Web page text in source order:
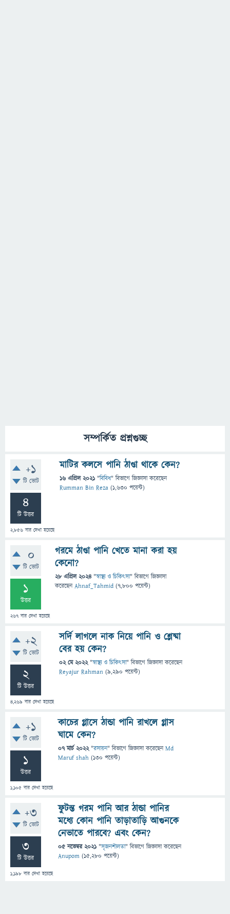
সম্পর্কিত প্রশ্নগুচ্ছ
+1
টি ভোট
4
টি উত্তর
2,856 বার দেখা হয়েছে
মাটির কলসে পানি ঠাণ্ডা থাকে কেন?
16 এপ্রিল 2021 "বিবিধ" বিভাগে জিজ্ঞাসাকরেছেন
Rumman Bin Reza (1,630 পয়েন্ট)
0
টি ভোট
1
উত্তর
267 বার দেখা হয়েছে
গরমে ঠাণ্ডা পানি খেতে মানা করা হয়
কেনো?
28 এপ্রিল 2024 "স্বাস্থ্য ও চিকিৎসা" বিভাগে জিজ্ঞাসা
করেছেনAhnaf_Tahmid (7,800 পয়েন্ট)
+2
টি ভোট
2
টি উত্তর
4,269 বার দেখা হয়েছে
সর্দি লাগলে নাক নিয়ে পানি ও শ্লেষ্মা
বের হয় কেন?
02 মে 2022 "স্বাস্থ্য ও চিকিৎসা" বিভাগে জিজ্ঞাসাকরেছেন
Reyajur Rahman (9,290 পয়েন্ট)
+1
টি ভোট
1
উত্তর
1,105 বার দেখা হয়েছে
কাচের গ্লাসে ঠান্ডা পানি রাখলে গ্লাস
ঘামে কেন?
07 মার্চ 2022 "রসায়ন" বিভাগে জিজ্ঞাসাকরেছেনMd
Maruf shah (130 পয়েন্ট)
+3
টি ভোট
3
টি উত্তর
1,198 বার দেখা হয়েছে
ফুটন্ত গরম পানি আর ঠান্ডা পানির
মধ্যে কোন পানি তাড়াতাড়ি আগুনকে
নেভাতে পারবে? এবং কেন?
05 নভেম্বর 2021 "সৃজনশীলতা" বিভাগে জিজ্ঞাসাকরেছেন
Anupom (15,280 পয়েন্ট)